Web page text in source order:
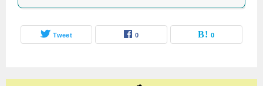
Tweet 0 0